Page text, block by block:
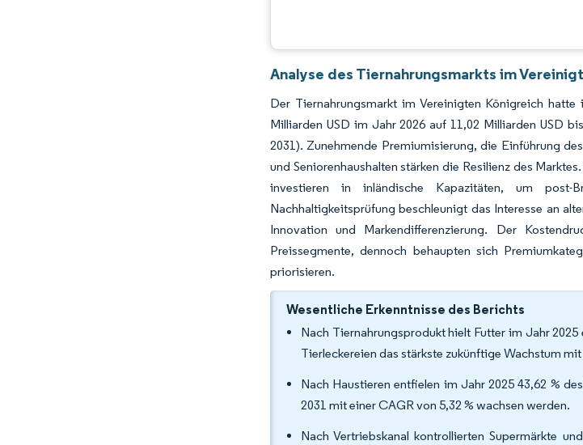
Analyse des Tiernahrungsmarkts im
Der Tiernahrungsmarkt im Vereinigten Königreich
Milliarden USD im Jahr 2026 auf 11,02 Milliarden USD
2031). Zunehmende Premiumisierung, die Einführung
und Seniorenhaushalten stärken die Resilienz des
investieren in inländische Kapazitäten, um post-
Nachhaltigkeitsprüfung beschleunigt das Interesse an
Innovation und Markendifferenzierung. Der
Preissegmente, dennoch behaupten sich
priorisieren.
Wesentliche Erkenntnisse des Berichts
Nach Tiernahrungsprodukt hielt Futter im Jahr
Tierleckereien das stärkste zukünftige Wachstum
Nach Haustieren entfielen im Jahr 2025 43,62 %
2031 mit einer CAGR von 5,32 % wachsen werden.
Nach Vertriebskanal kontrollierten Supermärkte